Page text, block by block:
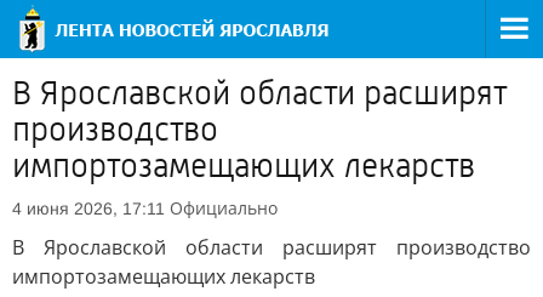
В Ярославской области расширят
производство
импортозамещающих лекарств
4 июня 2026, 17:11 Официально
В Ярославской области расширят производство
импортозамещающих лекарств